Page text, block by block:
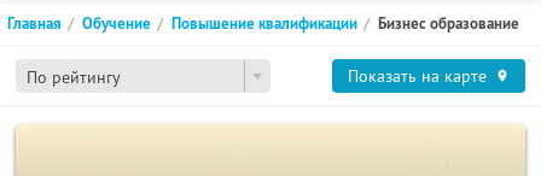
По рейтингу
Главная Обучение Повышение квалификации Бизнес образование
Показать на карте